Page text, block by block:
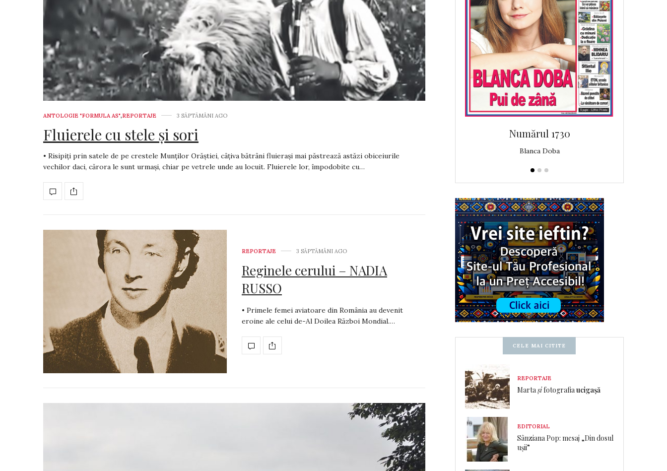
ANTOLOGIE "FORMULA AS",REPORTAJE 3 SĂPTĂMÂNI AGO
Fluierele cu stele și sori
• Risipiți prin satele de pe crestele Munților Orăștiei, câțiva bătrâni fluierași mai păstrează astăzi obiceiurile
vechilor daci, cărora le sunt urmași, chiar pe vetrele unde au locuit. Fluierele lor, împodobite cu…
REPORTAJE 3 SĂPTĂMÂNI AGO
Reginele cerului – NADIA
RUSSO
• Primele femei aviatoare din România au devenit
eroine ale celui de-Al Doilea Război Mondial.…
Anita Petruescu
Numărul 1730
Blanca Doba
CELE MAI CITITE
REPORTAJE
Martașifotografiaucigașă
EDITORIAL
Sânziana Pop: mesaj „Din dosul
ușii”